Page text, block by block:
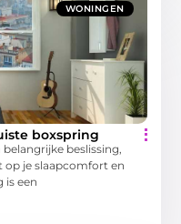
WONINGEN
boxspring
beslissing,
op je slaapcomfort en
is een